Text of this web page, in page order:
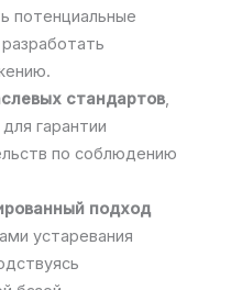
потенциальные
стандартов,
гарантии
по соблюдению
подход
устаревания